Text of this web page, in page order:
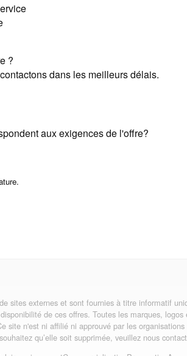
?
dans les meilleurs délais.
aux exigences de l'offre?
sites externes et sont fournies à titre informatif
de ces offres. Toutes les marques, logos
site n'est ni affilié ni approuvé par les
qu’elle soit supprimée, veuillez nous